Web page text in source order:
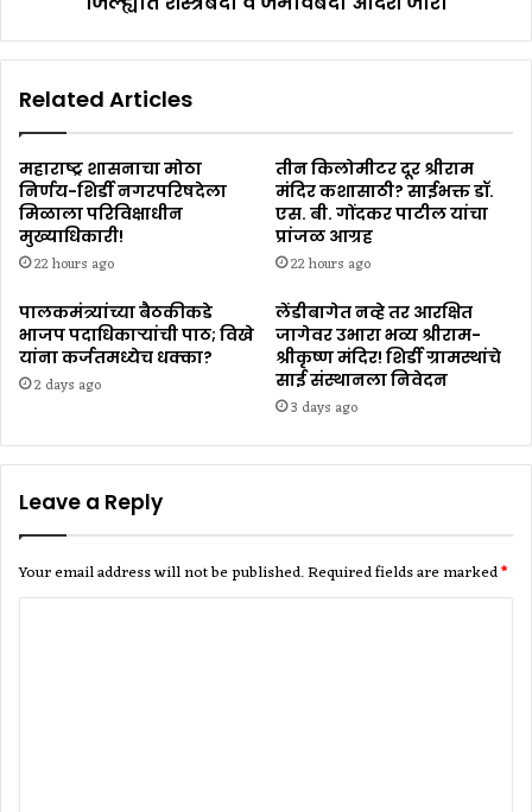
Related Articles
महाराष्ट्र शासनाचा मोठा
निर्णय-शिर्डी नगरपरिषदेला
मिळाला परिविक्षाधीन
मुख्याधिकारी!
22 hours ago
तीन किलोमीटर दूर श्रीराम
मंदिर कशासाठी? साईभक्त डॉ.
एस. बी. गोंदकर पाटील यांचा
प्रांजळ आग्रह
22 hours ago
पालकमंत्र्यांच्या बैठकीकडे
भाजप पदाधिकाऱ्यांची पाठ; विखे
यांना कर्जतमध्येच धक्का?
2 days ago
लेंडीबागेत नव्हे तर आरक्षित
जागेवर उभारा भव्य श्रीराम-
श्रीकृष्ण मंदिर! शिर्डी ग्रामस्थांचे
साई संस्थानला निवेदन
3 days ago
Leave a Reply
Your email address will not be published.Required fields are marked*